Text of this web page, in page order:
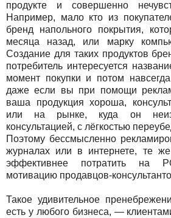
продукте и совершенно
Например, мало кто из
бренд напольного покрытия,
месяца назад, или марку
Создание для таких продуктов
потребитель интересуется
момент покупки и потом
даже если вы при помощи
ваша продукция хороша,
или на рынке, куда он
консультацией, с лёгкостью
Поэтому бессмысленно
журналах или в интернете, те
эффективнее потратить на
мотивацию продавцов-
Такое удивительное
есть у любого бизнеса, —